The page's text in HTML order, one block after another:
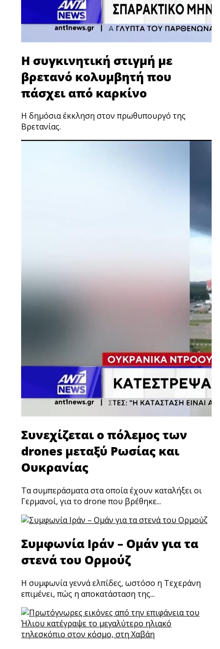
H συγκινητική στιγμή με
βρετανό κολυμβητή που
πάσχει από καρκίνο
Η δημόσια έκκληση στον πρωθυπουργό της
Βρετανίας.
Συνεχίζεται ο πόλεμος των
drones μεταξύ Ρωσίας και
Ουκρανίας
Τα συμπεράσματα στα οποία έχουν καταλήξει οι
Γερμανοί, για το drone που βρέθηκε...
Συμφωνία Ιράν – Ομάν για τα
στενά του Ορμούζ
Η συμφωνία γεννά ελπίδες, ωστόσο η Τεχεράνη
επιμένει, πώς η αποκατάσταση της...